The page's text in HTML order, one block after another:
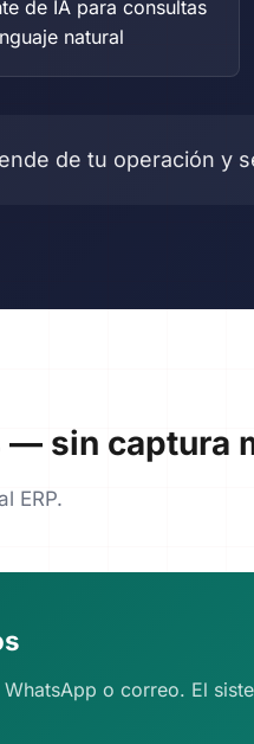
de IA para consultas
natural
de tu operación y
— sin captura
ERP.
o correo. El